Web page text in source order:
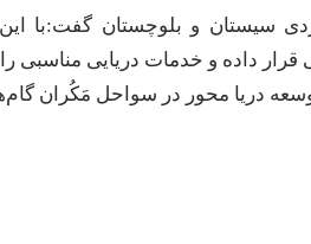
داده و خدمات دریایی مناسبی را
دریا محور در سواحل مَکُران